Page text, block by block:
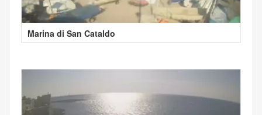
Marina di San Cataldo